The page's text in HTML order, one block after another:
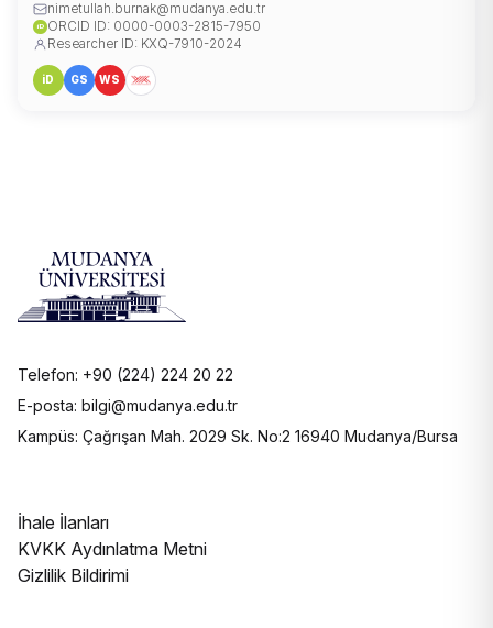
nimetullah.burnak@mudanya.edu.tr
iD ORCID ID: 0000-0003-2815-7950
Researcher ID: KXQ-7910-2024
iD GS WS
Telefon: +90 (224) 224 20 22
E-posta: bilgi@mudanya.edu.tr
Kampüs: Çağrışan Mah. 2029 Sk. No:2 16940 Mudanya/Bursa
İhale İlanları
KVKK Aydınlatma Metni
Gizlilik Bildirimi